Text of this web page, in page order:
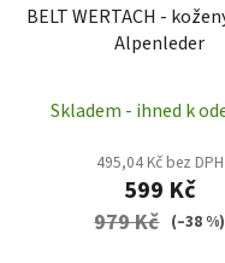
BELT WERTACH -
Alpenleder
Skladem - ihned k
495,04 Kč bez DPH
599 Kč
979 Kč (–38 %)